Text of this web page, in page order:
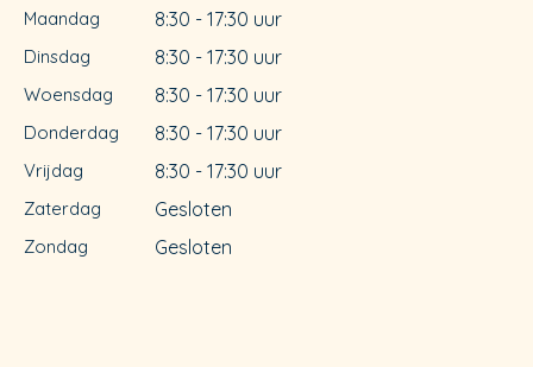
Maandag 8:30 - 17:30 uur
Dinsdag 8:30 - 17:30 uur
Woensdag 8:30 - 17:30 uur
Donderdag 8:30 - 17:30 uur
Vrijdag 8:30 - 17:30 uur
Zaterdag Gesloten
Zondag Gesloten